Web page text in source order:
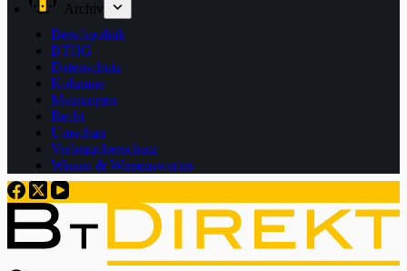
Archiv
Berufspolitik
BTHG
Datenschutz
Kolumne
Meinungen
Recht
Umschau
Verbraucherschutz
Wissen & Wissenswertes